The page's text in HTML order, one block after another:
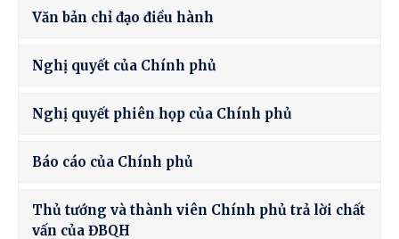
Văn bản chỉ đạo điều hành
Nghị quyết của Chính phủ
Nghị quyết phiên họp của Chính phủ
Báo cáo của Chính phủ
Thủ tướng và thành viên Chính phủ trả lời chất
vấn của ĐBQH